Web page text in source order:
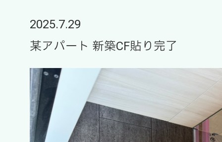
2025.7.29
某アパート 新築CF貼り完了